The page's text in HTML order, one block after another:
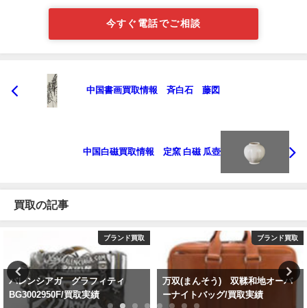
今すぐ電話でご相談
中国書画買取情報 斉白石 藤図
中国白磁買取情報 定窯 白磁 瓜壺
買取の記事
ブランド買取
バレンシアガ グラフィティ
BG3002950F/買取実績
ブランド買取
万双(まんそう) 双鞣和地オーバ
ーナイトバッグ/買取実績